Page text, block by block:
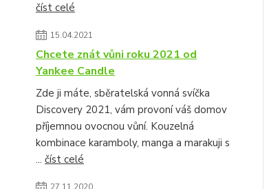
číst celé
15.04.2021
Chcete znát vůni roku 2021 od
Yankee Candle
Zde ji máte, sběratelská vonná svíčka
Discovery 2021, vám provoní váš domov
příjemnou ovocnou vůní. Kouzelná
kombinace karamboly, manga a marakuji s
... číst celé